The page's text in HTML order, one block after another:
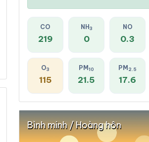
94 %
Mây đen u ám
95 %
Dông
CO
219
NH 3
0
NO
0.3
O3
115
PM 10
21.5
PM 2.5
17.6
Bình minh / Hoàng hôn